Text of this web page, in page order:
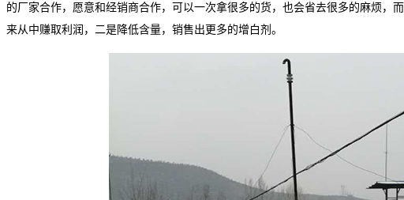
的厂家合作，愿意和经销商合作，可以一次拿很多的货，也会省去很多的麻烦，
来从中赚取利润，二是降低含量，销售出更多的增白剂。